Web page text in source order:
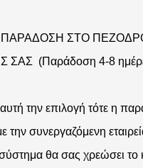
ΠΑΡΑΔΟΣΗ ΣΤΟ
ΣΑΣ (Παράδοση 4-8
την επιλογή τότε η
την συνεργαζόμενη
θα σας χρεώσει το